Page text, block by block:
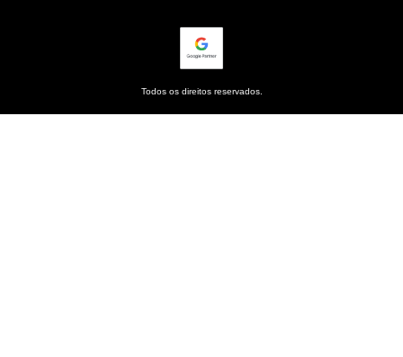
Todos os direitos reservados.